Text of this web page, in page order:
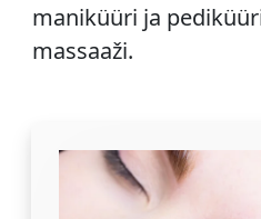
maniküüri ja
massaaži.